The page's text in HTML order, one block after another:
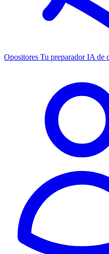
Opositores Tu preparador IA de